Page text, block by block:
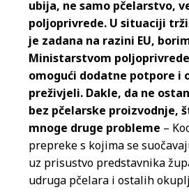
ubija, ne samo pčelarstvo,
poljoprivrede. U situaciji
je zadana na razini EU,
Ministarstvom
omogući dodatne potpore i
preživjeli. Dakle, da ne
bez pčelarske proizvodnje,
mnoge druge probleme –
prepreke s kojima se
uz prisustvo predstavnika
udruga pčelara i ostalih